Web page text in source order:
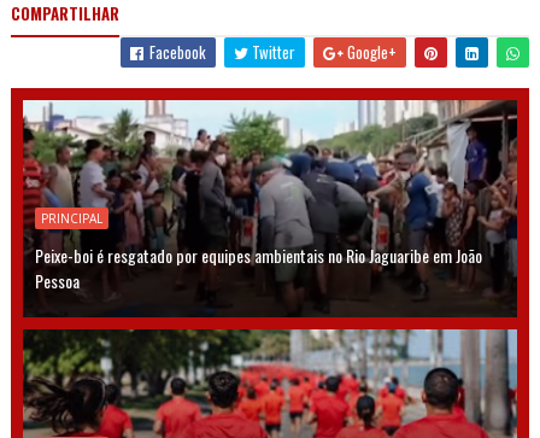
COMPARTILHAR
Facebook
Twitter Google+
PRINCIPAL
Peixe-boi é resgatado por equipes ambientais no Rio Jaguaribe em João
Pessoa